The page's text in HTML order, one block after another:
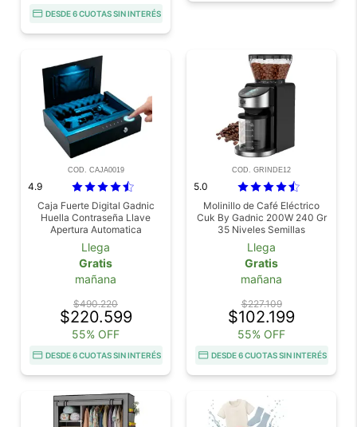
DESDE 6 CUOTAS SIN INTERÉS
COD. CAJA0019
4.9
Caja Fuerte Digital Gadnic
Huella Contraseña Llave
Apertura Automatica
Iluminacion LED Alarma
Llega
Gratis
mañana
$490.220
$220.599
55% OFF
DESDE 6 CUOTAS SIN INTERÉS
COD. GRINDE12
5.0
Molinillo de Café Eléctrico
Cuk By Gadnic 200W 240 Gr
35 Niveles Semillas
Llega
Gratis
mañana
$227.109
$102.199
55% OFF
DESDE 6 CUOTAS SIN INTERÉS